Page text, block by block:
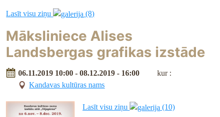
Lasīt visu ziņu (8)
Māksliniece Alises
Landsbergas grafikas izstāde
06.11.2019 10:00 - 08.12.2019 - 16:00
kur :
Kandavas kultūras nams
Lasīt visu ziņu (10)